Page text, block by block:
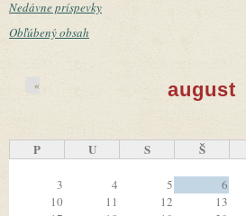
Nedávne príspevky
Obľúbený obsah
august
«
P U S Š
3
4 5 6
10
11 12 13